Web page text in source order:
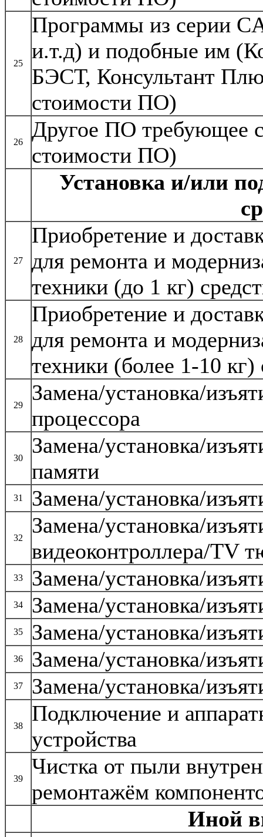
25
Программы из серии
и.т.д) и подобные им
БЭСТ, Консультант
стоимости ПО)
26
Другое ПО требующее
стоимости ПО)
Установка и/или
27
Приобретение и
для ремонта и
техники (до 1 кг)
28
Приобретение и
для ремонта и
техники (более 1-10 кг)
29
Замена/установка/
процессора
30
Замена/установка/
памяти
31 Замена/установка/
32
Замена/установка/
видеоконтроллера/ТV
33 Замена/установка/
34 Замена/установка/
35 Замена/установка/
36 Замена/установка/
37 Замена/установка/
38
Подключение и
устройства
39
Чистка от пыли
ремонтажём
Иной